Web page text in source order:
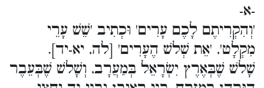
-א-
'וְהִקְרִיתֶם לָכֶם עָרִים' וּכְתִיב 'שֵׁשׁ עָרֵי
מִקְלָט', 'אֵת שְׁלשׁ הֶעָרִים' [לה, יא-יד].
שָׁלשׁ שֶׁבְּאֶרֶץ יִשְׂרָאֵל בְּמַעֲרָב, וְשָׁלשׁ שֶׁבְּעֵבֶר